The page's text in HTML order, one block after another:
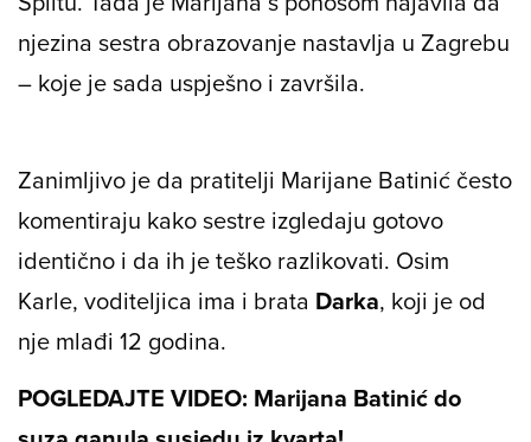
njezina sestra obrazovanje nastavlja u Zagrebu
– koje je sada uspješno i završila.
Zanimljivo je da pratitelji Marijane Batinić često
komentiraju kako sestre izgledaju gotovo
identično i da ih je teško razlikovati. Osim
Karle, voditeljica ima i brata Darka, koji je od
nje mlađi 12 godina.
POGLEDAJTE VIDEO: Marijana Batinić do